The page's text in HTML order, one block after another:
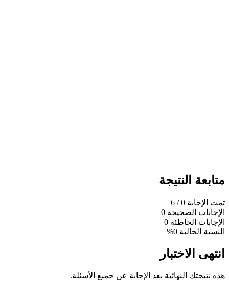
متابعة النتيجة
تمت الإجابة 0
/ 6
الإجابات الصحيحة 0
الإجابات الخاطئة 0
النسبة الحالية 0%
انتهى الاختبار
هذه نتيجتك النهائية بعد الإجابة عن جميع الأسئلة.